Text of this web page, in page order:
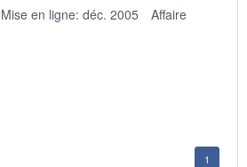
Mise en ligne: déc. 2005
Affaire
1